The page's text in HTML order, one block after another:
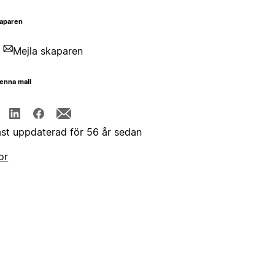
Mejla skaparen
mall
uppdaterad för 56 år sedan